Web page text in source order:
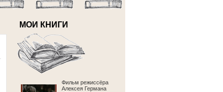
МОИ КНИГИ
Фильм режиссёра
Алексея Германа